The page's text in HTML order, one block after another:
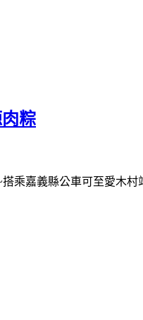
粽
乘嘉義縣公車可至愛木村